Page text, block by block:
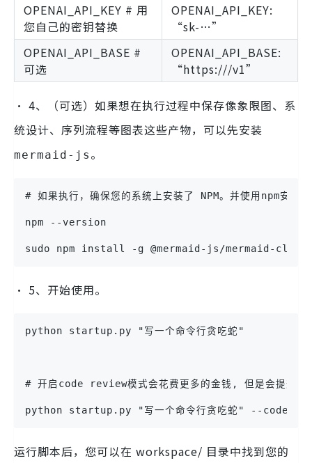
OPENAI_API_KEY # 用
您自己的密钥替换
OPENAI_API_KEY:
“sk-…”
OPENAI_API_BASE #
可选
OPENAI_API_BASE:
“https:///v1”
• 4、（可选）如果想在执行过程中保存像象限图、系
统设计、序列流程等图表这些产物，可以先安装
mermaid-js 。
# 如果执行，确保您的系统上安装了 NPM。并使用npm安
npm --version
sudo npm install -g @mermaid-js/mermaid-cli
• 5、开始使用。
python startup.py "写一个命令行贪吃蛇"
# 开启code review模式会花费更多的金钱, 但是会提升代
python startup.py "写一个命令行贪吃蛇" --
运行脚本后，您可以在 workspace/ 目录中找到您的